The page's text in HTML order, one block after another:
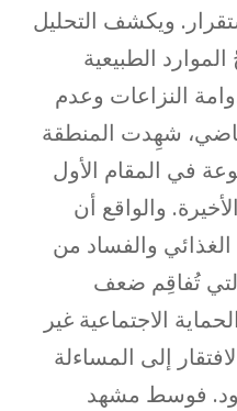
ويكشف التحليل
الطبيعية
النزاعات وعدم
شهِدت المنطقة
في المقام الأول
والواقع أن
الغذائي والفساد من
تُفاقِم ضعف
الاجتماعية غير
إلى المساءلة
فوسط مشهد